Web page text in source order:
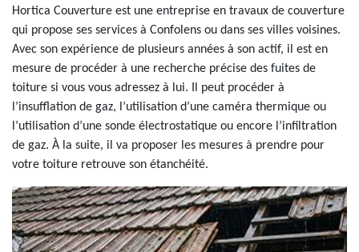
Hortica Couverture est une entreprise en travaux de couverture
qui propose ses services à Confolens ou dans ses villes voisines.
Avec son expérience de plusieurs années à son actif, il est en
mesure de procéder à une recherche précise des fuites de
toiture si vous vous adressez à lui. Il peut procéder à
l’insufflation de gaz, l’utilisation d’une caméra thermique ou
l’utilisation d’une sonde électrostatique ou encore l’infiltration
de gaz. À la suite, il va proposer les mesures à prendre pour
votre toiture retrouve son étanchéité.